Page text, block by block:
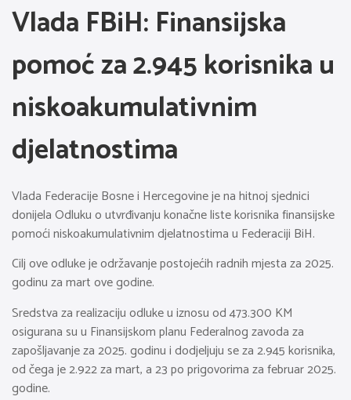
Vlada FBiH: Finansijska
pomoć za 2.945 korisnika u
niskoakumulativnim
djelatnostima
Vlada Federacije Bosne i Hercegovine je na hitnoj sjednici
donijela Odluku o utvrđivanju konačne liste korisnika finansijske
pomoći niskoakumulativnim djelatnostima u Federaciji BiH.
Cilj ove odluke je održavanje postojećih radnih mjesta za 2025.
godinu za mart ove godine.
Sredstva za realizaciju odluke u iznosu od 473.300 KM
osigurana su u Finansijskom planu Federalnog zavoda za
zapošljavanje za 2025. godinu i dodjeljuju se za 2.945 korisnika,
od čega je 2.922 za mart, a 23 po prigovorima za februar 2025.
godine.